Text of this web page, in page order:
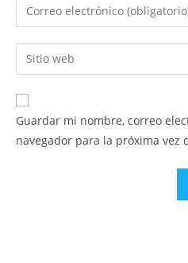
Guardar mi nombre, correo
navegador para la próxima vez